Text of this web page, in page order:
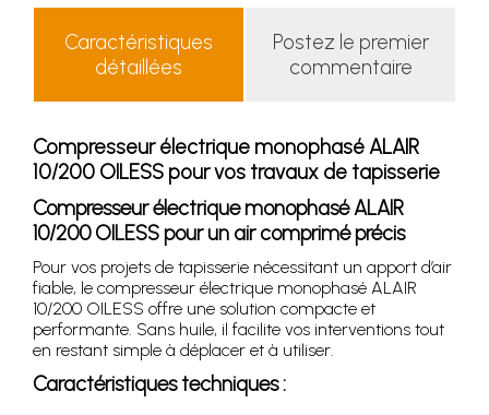
Caractéristiques
détaillées
Postez le premier
commentaire
Compresseur électrique monophasé ALAIR
10/200 OILESS pour vos travaux de tapisserie
Compresseur électrique monophasé ALAIR
10/200 OILESS pour un air comprimé précis
Pour vos projets de tapisserie nécessitant un apport d’air
fiable, le compresseur électrique monophasé ALAIR
10/200 OILESS offre une solution compacte et
performante. Sans huile, il facilite vos interventions tout
en restant simple à déplacer et à utiliser.
Caractéristiques techniques :